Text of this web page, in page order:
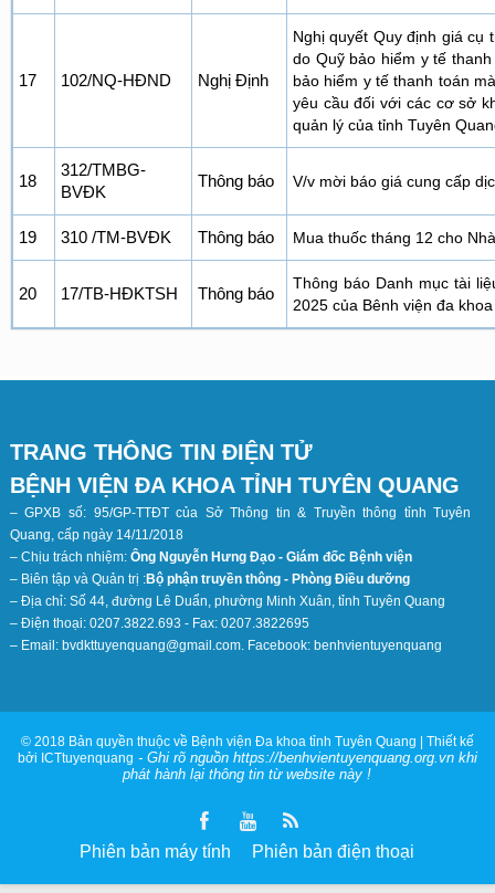
17 102/NQ-HĐND Nghị Định
Nghị quyết Quy định giá cụ
do Quỹ bảo hiểm y tế
bảo hiểm y tế thanh toán
yêu cầu đối với các cơ sở
quản lý của tỉnh Tuyên
18
312/TMBG-
BVĐK
Thông báo V/v mời báo giá cung cấp
19 310 /TM-BVĐK Thông báo Mua thuốc tháng 12 cho
20 17/TB-HĐKTSH Thông báo
Thông báo Danh mục tài
2025 của Bênh viện đa
TRANG THÔNG TIN ĐIỆN TỬ
BỆNH VIỆN ĐA KHOA TỈNH TUYÊN QUANG
– GPXB số: 95/GP-TTĐT của Sở Thông tin & Truyền thông tỉnh Tuyên
Quang, cấp ngày 14/11/2018
– Chịu trách nhiệm: Ông Nguyễn Hưng Đạo - Giám đốc Bệnh viện
– Biên tập và Quản trị :Bộ phận truyền thông - Phòng Điều dưỡng
– Địa chỉ: Số 44, đường Lê Duẩn, phường Minh Xuân, tỉnh Tuyên Quang
– Điện thoại: 0207.3822.693 - Fax: 0207.3822695
– Email: bvdkttuyenquang@gmail.com. Facebook: benhvientuyenquang
© 2018 Bản quyền thuộc về Bệnh viện Đa khoa tỉnh Tuyên Quang | Thiết kế
bởi ICTtuyenquang - Ghi rõ nguồn https://benhvientuyenquang.org.vn khi
phát hành lại thông tin từ website này !
Phiên bản máy tính Phiên bản điện thoại